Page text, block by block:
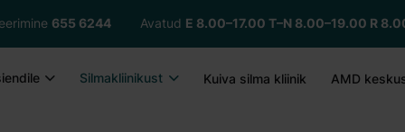
655 6244 Avatud E 8.00–17.00 T–N 8.00–19.00 R
Silmakliinikust Kuiva silma kliinik AMD